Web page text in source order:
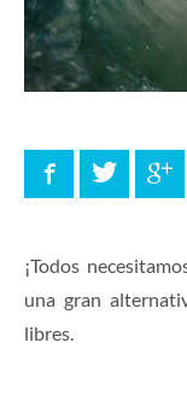
FacebookTwitter
¡Todos
una gran
libres.